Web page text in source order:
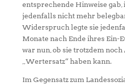
entsprechende Hinweise
jedenfalls nicht mehr
Widerspruch legte sie
Monate nach Ende ihres Ein-
war nun, ob sie trotzdem
„Wertersatz“ haben kann.
Im Gegensatz zum